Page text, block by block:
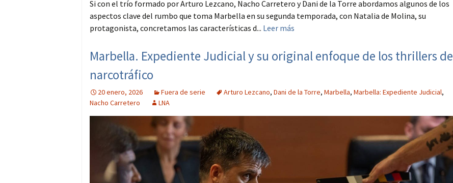
Si con el trío formado por Arturo Lezcano, Nacho Carretero y Dani de la Torre abordamos algunos de los
aspectos clave del rumbo que toma Marbella en su segunda temporada, con Natalia de Molina, su
protagonista, concretamos las características d... Leer más
Marbella. Expediente Judicial y su original enfoque de los thrillers de
narcotráfico
20 enero, 2026 Fuera de serie Arturo Lezcano, Dani de la Torre, Marbella, Marbella: Expediente Judicial,
Nacho Carretero
LNA